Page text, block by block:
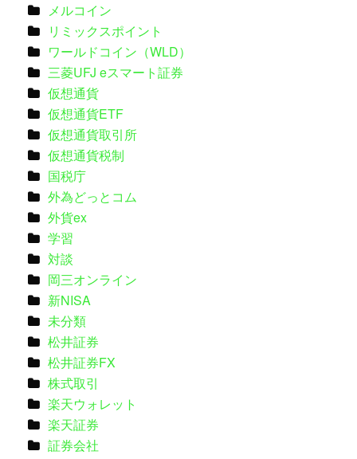
メルコイン
リミックスポイント
ワールドコイン（WLD）
三菱UFJ eスマート証券
仮想通貨
仮想通貨ETF
仮想通貨取引所
仮想通貨税制
国税庁
外為どっとコム
外貨ex
学習
対談
岡三オンライン
新NISA
未分類
松井証券
松井証券FX
株式取引
楽天ウォレット
楽天証券
証券会社